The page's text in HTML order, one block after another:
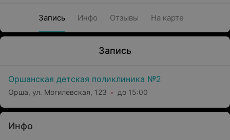
Запись Инфо Отзывы На карте
Запись
Оршанская детская поликлиника №2
Орша, ул. Могилевская, 123 до 15:00
Инфо